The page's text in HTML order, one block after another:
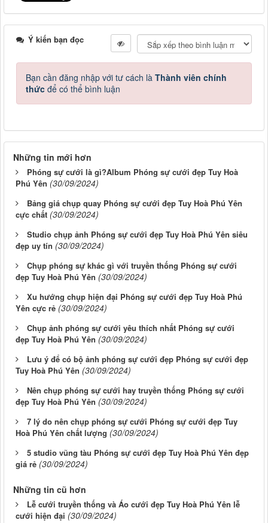
Ý kiến bạn đọc
Bạn cần đăng nhập với tư cách là Thành viên chính
thức để có thể bình luận
Những tin mới hơn
Phóng sự cưới là gì?Album Phóng sự cưới đẹp Tuy Hoà
Phú Yên (30/09/2024)
Bảng giá chụp quay Phóng sự cưới đẹp Tuy Hoà Phú Yên
cực chất (30/09/2024)
Studio chụp ảnh Phóng sự cưới đẹp Tuy Hoà Phú Yên siêu
đẹp uy tín (30/09/2024)
Chụp phóng sự khác gì với truyền thống Phóng sự cưới
đẹp Tuy Hoà Phú Yên (30/09/2024)
Xu hướng chụp hiện đại Phóng sự cưới đẹp Tuy Hoà Phú
Yên cực rẻ (30/09/2024)
Chụp ảnh phóng sự cưới yêu thích nhất Phóng sự cưới
đẹp Tuy Hoà Phú Yên (30/09/2024)
Lưu ý để có bộ ảnh phóng sự cưới đẹp Phóng sự cưới đẹp
Tuy Hoà Phú Yên (30/09/2024)
Nên chụp phóng sự cưới hay truyền thống Phóng sự cưới
đẹp Tuy Hoà Phú Yên (30/09/2024)
7 lý do nên chụp phóng sự cưới Phóng sự cưới đẹp Tuy
Hoà Phú Yên chất lượng (30/09/2024)
5 studio vũng tàu Phóng sự cưới đẹp Tuy Hoà Phú Yên đẹp
giá rẻ (30/09/2024)
Những tin cũ hơn
Lễ cưới truyền thống và Áo cưới đẹp Tuy Hoà Phú Yên lễ
cưới hiện đại (30/09/2024)